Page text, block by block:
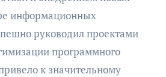
информационных
руководил проектами
программного
к значительному